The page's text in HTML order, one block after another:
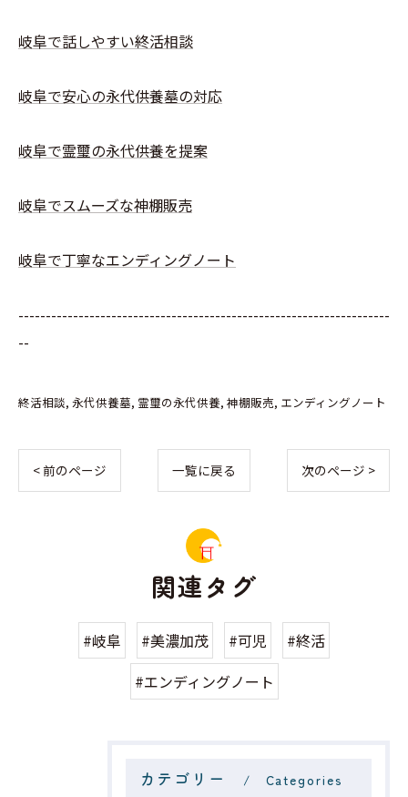
岐阜で話しやすい終活相談
岐阜で安心の永代供養墓の対応
岐阜で霊璽の永代供養を提案
岐阜でスムーズな神棚販売
岐阜で丁寧なエンディングノート
--------------------------------------------------------------------
--
終活相談 永代供養墓 霊璽の永代供養 神棚販売 エンディングノート
< 前のページ 一覧に戻る 次のページ >
関連タグ
#岐阜 #美濃加茂 #可児
#終活
#エンディングノート
カテゴリー Categories